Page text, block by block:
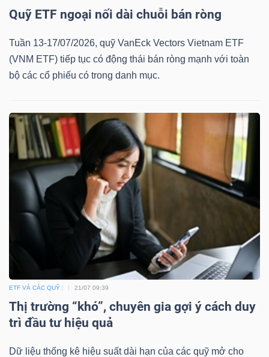
Quỹ ETF ngoại nối dài chuỗi bán ròng
Tuần 13-17/07/2026, quỹ VanEck Vectors Vietnam ETF
(VNM ETF) tiếp tục có động thái bán ròng mạnh với toàn
bộ các cổ phiếu có trong danh mục.
ETF VÀ CÁC QUỸ 21/07 09:39
Thị trường “khó”, chuyên gia gợi ý cách duy
trì đầu tư hiệu quả
Dữ liệu thống kê hiệu suất dài hạn của các quỹ mở cho